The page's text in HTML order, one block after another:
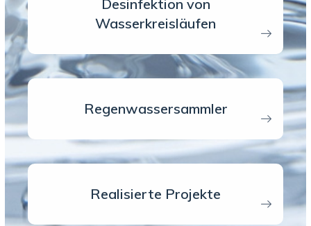
Desinfektion von
Wasserkreisläufen
Regenwassersammler
Realisierte Projekte